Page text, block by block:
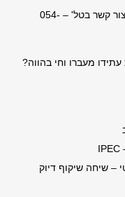
להיכנס לאתר שלי – www.nirmal.co.il או ליצור קשר בטל' – 054-
מעברו וחי בהווה?
IPEC
– שיחה שיקוף דיוק